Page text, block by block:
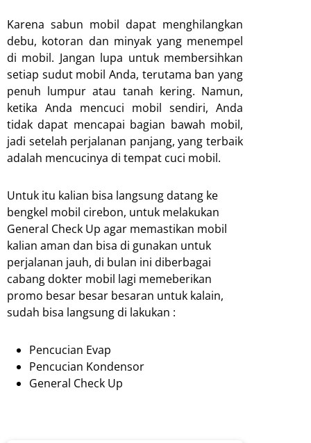
Karena sabun mobil dapat menghilangkan
debu, kotoran dan minyak yang menempel
di mobil. Jangan lupa untuk membersihkan
setiap sudut mobil Anda, terutama ban yang
penuh lumpur atau tanah kering. Namun,
ketika Anda mencuci mobil sendiri, Anda
tidak dapat mencapai bagian bawah mobil,
jadi setelah perjalanan panjang, yang terbaik
adalah mencucinya di tempat cuci mobil.
Untuk itu kalian bisa langsung datang ke
bengkel mobil cirebon, untuk melakukan
General Check Up agar memastikan mobil
kalian aman dan bisa di gunakan untuk
perjalanan jauh, di bulan ini diberbagai
cabang dokter mobil lagi memeberikan
promo besar besar besaran untuk kalain,
sudah bisa langsung di lakukan :
Pencucian Evap
Pencucian Kondensor
General Check Up